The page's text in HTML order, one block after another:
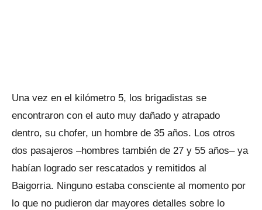
Una vez en el kilómetro 5, los brigadistas se
encontraron con el auto muy dañado y atrapado
dentro, su chofer, un hombre de 35 años. Los otros
dos pasajeros –hombres también de 27 y 55 años– ya
habían logrado ser rescatados y remitidos al
Baigorria. Ninguno estaba consciente al momento por
lo que no pudieron dar mayores detalles sobre lo